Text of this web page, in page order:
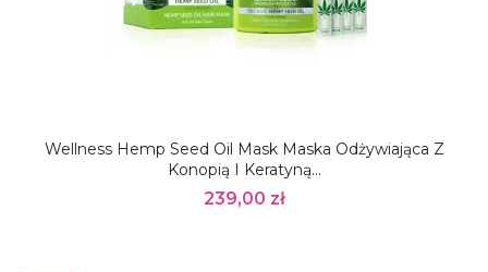
Wellness Hemp Seed Oil Mask Maska Odżywiająca Z
Konopią I Keratyną...
239,00 zł